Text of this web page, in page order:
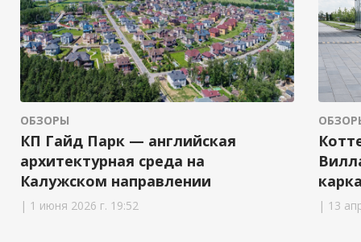
ОБЗОРЫ
КП Гайд Парк — английская
архитектурная среда на
Калужском направлении
| 1 июня 2026 г. 19:52 | 13